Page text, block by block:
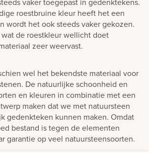
roestbruine kleur heeft het een
wordt het ook steeds vaker gekozen.
de roestkleur wellicht doet
zeer weervast.
wel het bekendste materiaal voor
De natuurlijke schoonheid en
en kleuren in combinatie met een
maken dat we met natuursteen
gedenkteken kunnen maken. Omdat
bestand is tegen de elementen
garantie op veel natuursteensoorten.